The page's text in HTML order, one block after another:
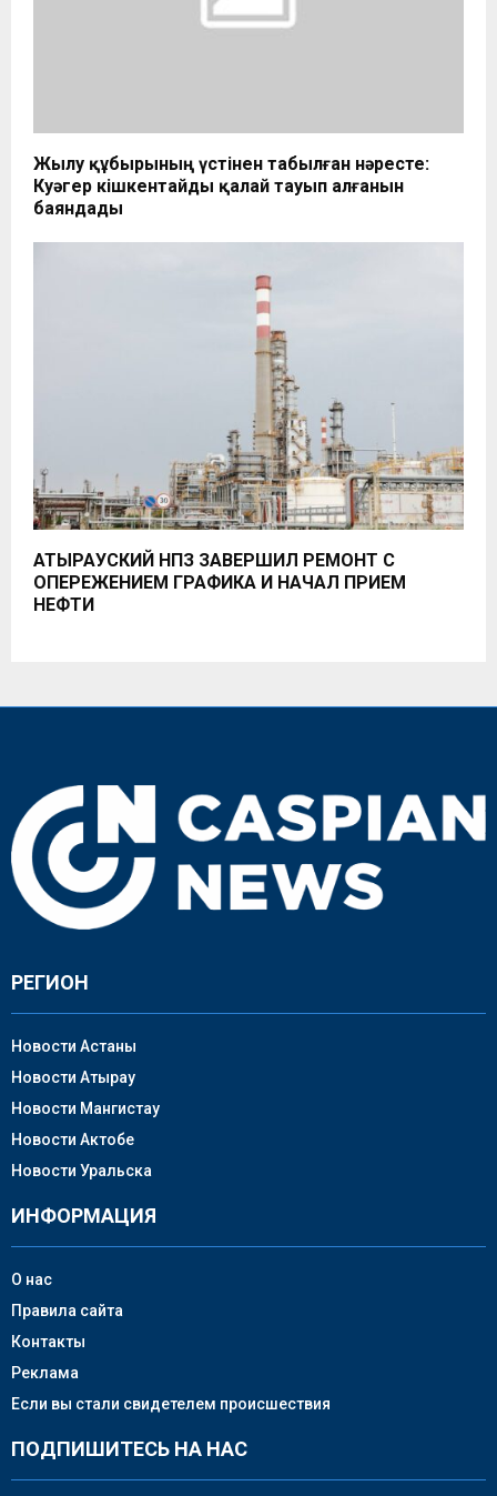
Жылу құбырының үстінен табылған нәресте:
Куәгер кішкентайды қалай тауып алғанын
баяндады
АТЫРАУСКИЙ НПЗ ЗАВЕРШИЛ РЕМОНТ С
ОПЕРЕЖЕНИЕМ ГРАФИКА И НАЧАЛ ПРИЕМ
НЕФТИ
РЕГИОН
Новости Астаны
Новости Атырау
Новости Мангистау
Новости Актобе
Новости Уральска
ИНФОРМАЦИЯ
О нас
Правила сайта
Контакты
Реклама
Если вы стали свидетелем происшествия
ПОДПИШИТЕСЬ НА НАС